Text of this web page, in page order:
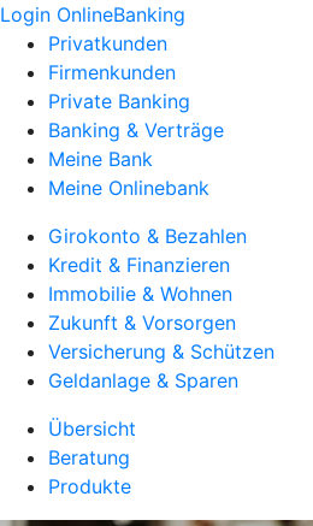
Login OnlineBanking
Privatkunden
Firmenkunden
Private Banking
Banking & Verträge
Meine Bank
Meine Onlinebank
Girokonto & Bezahlen
Kredit & Finanzieren
Immobilie & Wohnen
Zukunft & Vorsorgen
Versicherung & Schützen
Geldanlage & Sparen
Übersicht
Beratung
Produkte